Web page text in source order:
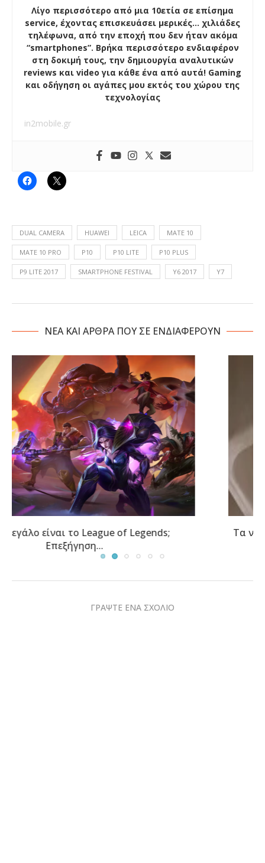
Λίγο περισσότερο από μια 10ετία σε επίσημα
service, έχοντας επισκευάσει μερικές… χιλιάδες
τηλέφωνα, από την εποχή που δεν ήταν ακόμα
“smartphones”. Βρήκα περισσότερο ενδιαφέρον
στη δοκιμή τους, την δημιουργία αναλυτικών
reviews και video για κάθε ένα από αυτά! Gaming
και οδήγηση οι αγάπες μου εκτός του χώρου της
τεχνολογίας
in2mobile.gr
DUAL CAMERA HUAWEI LEICA MATE 10
MATE 10 PRO P10 P10 LITE P10 PLUS
P9 LITE 2017 SMARTPHONE FESTIVAL Y6 2017 Y7
NΕΑ ΚΑΙ ΑΡΘΡΑ ΠΟΥ ΣΕ ΕΝΔΙΑΦΕΡΟΥΝ
Τα νέα γραφεία της TCL στην Αθήνα φιλοξενούν...
ΓΡΑΨΤΕ ΕΝΑ ΣΧΟΛΙΟ